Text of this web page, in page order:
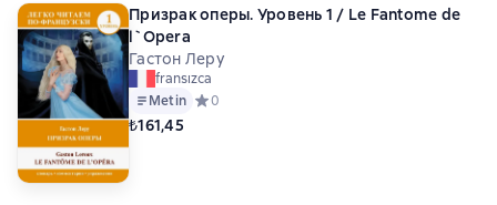
Призрак оперы. Уровень 1 / Le Fantome de
l`Opera
Гастон Леру
fransızca
Metin Средний рейтинг 0 на основе 0 оценок
0
₺161,45